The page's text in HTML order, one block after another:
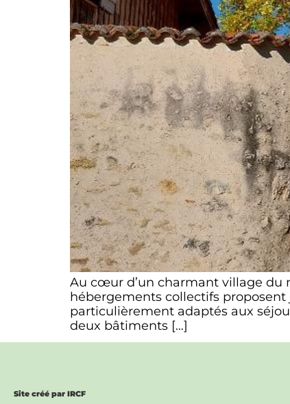
Au cœur d’un charmant village du
hébergements collectifs proposent
particulièrement adaptés aux
deux bâtiments […]
Site créé par IRCF